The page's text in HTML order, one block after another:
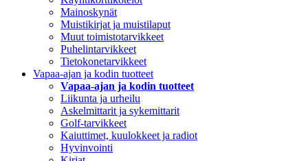
Mainoskynät
Muistikirjat ja muistilaput
Muut toimistotarvikkeet
Puhelintarvikkeet
Tietokonetarvikkeet
Vapaa-ajan ja kodin tuotteet
Vapaa-ajan ja kodin tuotteet
Liikunta ja urheilu
Askelmittarit ja sykemittarit
Golf-tarvikkeet
Kaiuttimet, kuulokkeet ja radiot
Hyvinvointi